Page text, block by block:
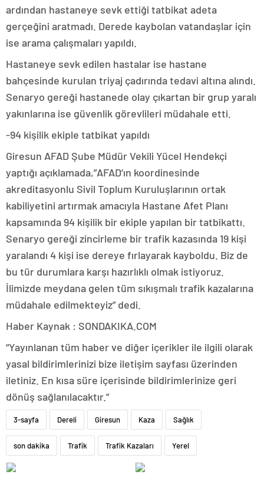
ardından hastaneye sevk ettiği tatbikat adeta
gerçeğini aratmadı. Derede kaybolan vatandaşlar için
ise arama çalışmaları yapıldı.
Hastaneye sevk edilen hastalar ise hastane
bahçesinde kurulan triyaj çadırında tedavi altına alındı.
Senaryo gereği hastanede olay çıkartan bir grup yaralı
yakınlarına ise güvenlik görevlileri müdahale etti.
-94 kişilik ekiple tatbikat yapıldı
Giresun AFAD Şube Müdür Vekili Yücel Hendekçi
yaptığı açıklamada,”AFAD’ın koordinesinde
akreditasyonlu Sivil Toplum Kuruluşlarının ortak
kabiliyetini artırmak amacıyla Hastane Afet Planı
kapsamında 94 kişilik bir ekiple yapılan bir tatbikattı.
Senaryo gereği zincirleme bir trafik kazasında 19 kişi
yaralandı 4 kişi ise dereye fırlayarak kayboldu. Biz de
bu tür durumlara karşı hazırlıklı olmak istiyoruz.
İlimizde meydana gelen tüm sıkışmalı trafik kazalarına
müdahale edilmekteyiz” dedi.
Haber Kaynak : SONDAKIKA.COM
“Yayınlanan tüm haber ve diğer içerikler ile ilgili olarak
yasal bildirimlerinizi bize iletişim sayfası üzerinden
iletiniz. En kısa süre içerisinde bildirimlerinize geri
dönüş sağlanılacaktır.”
3-sayfa Dereli Giresun Kaza Sağlık
son dakika Trafik Trafik Kazaları Yerel